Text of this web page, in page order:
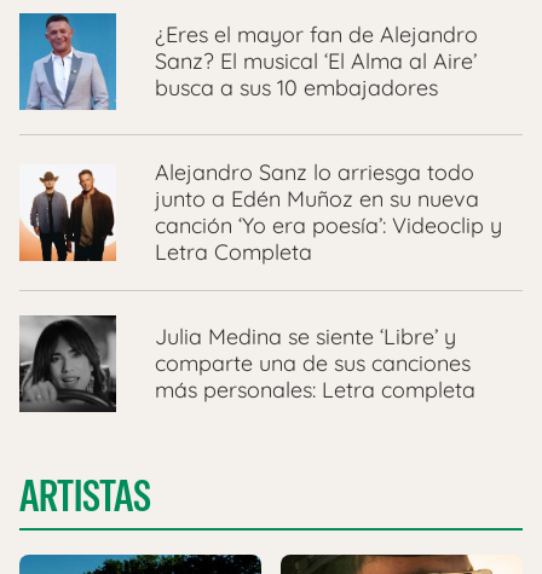
¿Eres el mayor fan de Alejandro
Sanz? El musical ‘El Alma al Aire’
busca a sus 10 embajadores
Alejandro Sanz lo arriesga todo
junto a Edén Muñoz en su nueva
canción ‘Yo era poesía’: Videoclip y
Letra Completa
Julia Medina se siente ‘Libre’ y
comparte una de sus canciones
más personales: Letra completa
ARTISTAS